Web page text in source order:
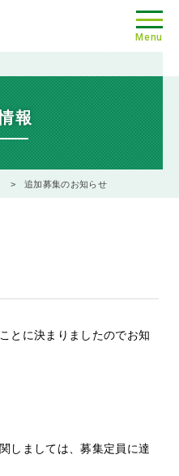
報
追加募集のお知らせ
とに決まりましたのでお知
しましては、募集定員に達
Menu